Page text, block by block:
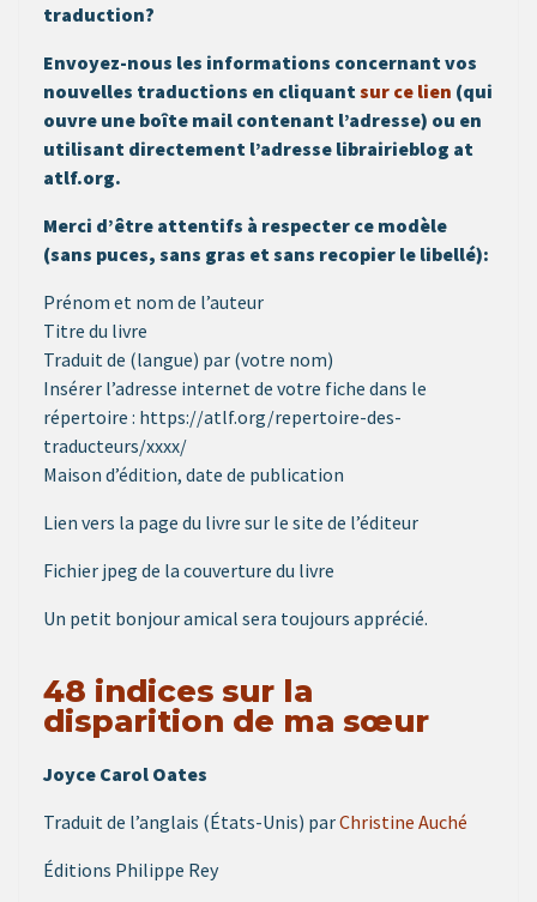
traduction?
Envoyez-nous les informations concernant vos
nouvelles traductions en cliquantsur ce lien (qui
ouvre une boîte mail contenant l’adresse) ou en
utilisant directement l’adresse librairieblog at
atlf.org.
Merci d’être attentifs à respecter ce modèle
(sans puces, sans gras et sans recopier le libellé):
Prénom et nom de l’auteur
Titre du livre
Traduit de (langue) par (votre nom)
Insérer l’adresse internet de votre fiche dans le
répertoire : https://atlf.org/repertoire-des-
traducteurs/xxxx/
Maison d’édition, date de publication
Lien vers la page du livre sur le site de l’éditeur
Fichier jpeg de la couverture du livre
Un petit bonjour amical sera toujours apprécié.
48 indices sur la
disparition de ma sœur
Joyce Carol Oates
Traduit de l’anglais (États-Unis) parChristine Auché
Éditions Philippe Rey